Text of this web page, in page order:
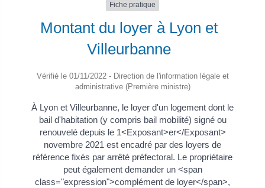
Fiche pratique
Montant du loyer à Lyon et
Villeurbanne
Vérifié le 01/11/2022 - Direction de l'information légale et
administrative (Première ministre)
À Lyon et Villeurbanne, le loyer d'un logement dont le
bail d'habitation (y compris bail mobilité) signé ou
renouvelé depuis le 1<Exposant>er</Exposant>
novembre 2021 est encadré par des loyers de
référence fixés par arrêté préfectoral. Le propriétaire
peut également demander un <span
class="expression">complément de loyer</span>,